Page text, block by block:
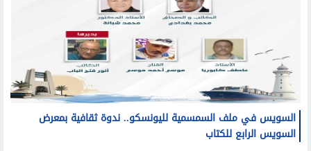
السويس في ملف السمسمية لليونسكو.. ندوة ثقافية بمعرض
السويس الرابع للكتاب